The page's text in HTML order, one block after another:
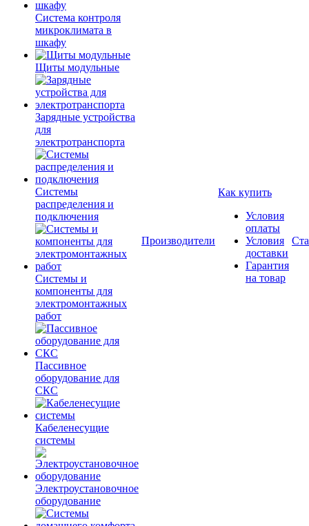
Система контроля
микроклимата в
шкафу
Щиты модульные
Зарядные устройства
для
электротранспорта
Системы
распределения и
подключения
Системы и
компоненты для
электромонтажных
работ
Пассивное
оборудование для
СКС
Кабеленесущие
системы
Электроустановочное
оборудование
Производители
Как купить
Условия
оплаты
Условия
доставки
Гарантия
на товар